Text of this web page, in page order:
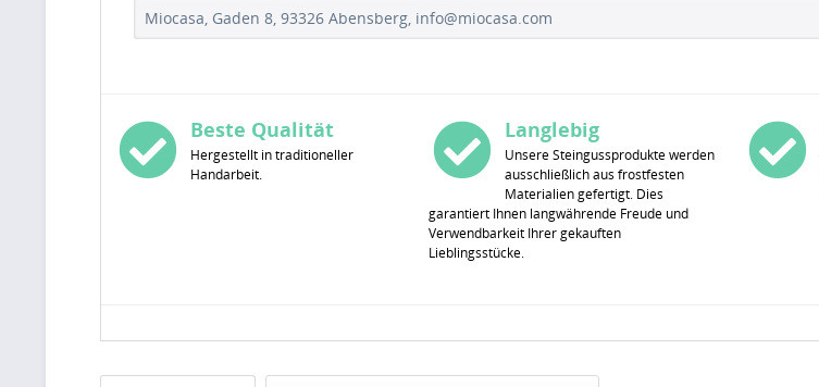
Miocasa, Gaden 8, 93326 Abensberg, info@miocasa.com
Beste Qualität
Hergestellt in traditioneller
Handarbeit.
Langlebig
Unsere Steingussprodukte werden
ausschließlich aus frostfesten
Materialien gefertigt. Dies
garantiert Ihnen langwährende Freude und
Verwendbarkeit Ihrer gekauften
Lieblingsstücke.